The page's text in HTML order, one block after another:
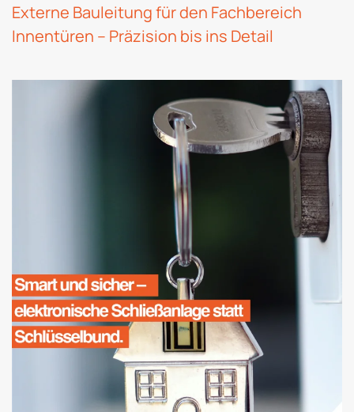
Externe Bauleitung für den Fachbereich
Innentüren – Präzision bis ins Detail